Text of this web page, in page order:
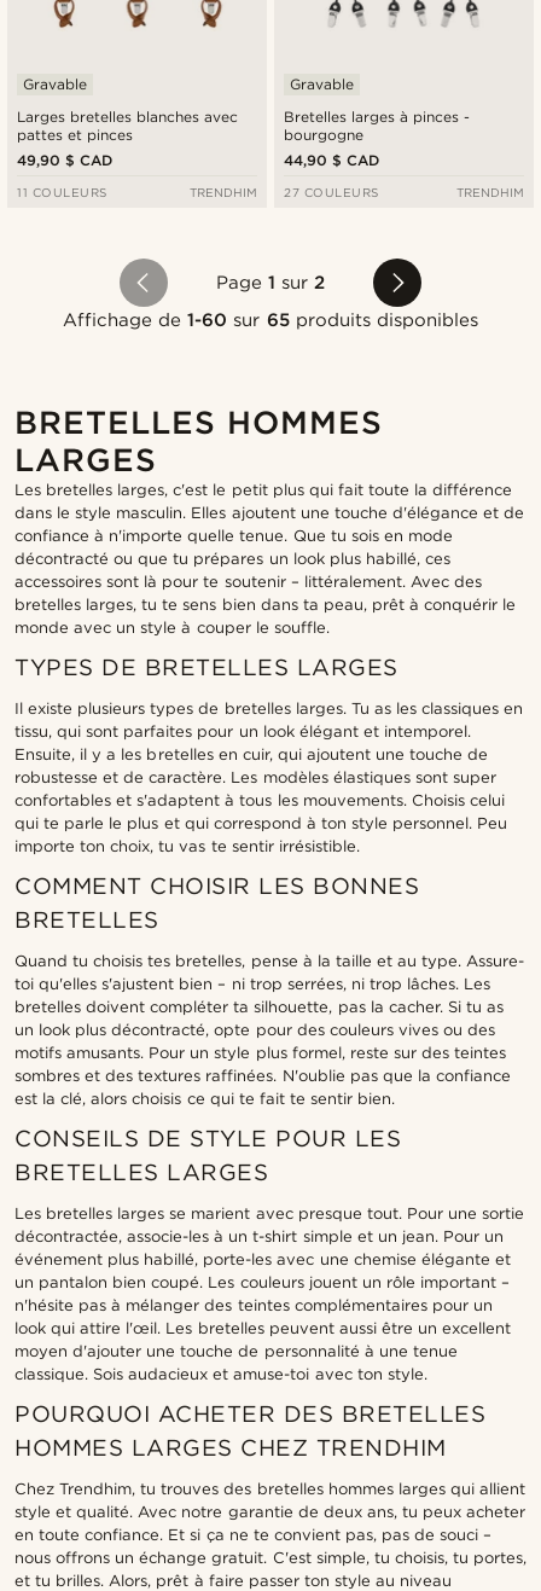
Larges bretelles blanches avec
pattes et pinces
Gravable
49,90 $ CAD
11 COULEURS TRENDHIM
Bretelles larges à pinces -
bourgogne
Gravable
44,90 $ CAD
27 COULEURS TRENDHIM
Page 1 sur2
Affichage de1-60 sur 65produits disponibles
BRETELLES HOMMES
LARGES
Les bretelles larges, c'est le petit plus qui fait toute la différence
dans le style masculin. Elles ajoutent une touche d'élégance et de
confiance à n'importe quelle tenue. Que tu sois en mode
décontracté ou que tu prépares un look plus habillé, ces
accessoires sont là pour te soutenir – littéralement. Avec des
bretelles larges, tu te sens bien dans ta peau, prêt à conquérir le
monde avec un style à couper le souffle.
TYPES DE BRETELLES LARGES
Il existe plusieurs types de bretelles larges. Tu as les classiques en
tissu, qui sont parfaites pour un look élégant et intemporel.
Ensuite, il y a les bretelles en cuir, qui ajoutent une touche de
robustesse et de caractère. Les modèles élastiques sont super
confortables et s'adaptent à tous les mouvements. Choisis celui
qui te parle le plus et qui correspond à ton style personnel. Peu
importe ton choix, tu vas te sentir irrésistible.
COMMENT CHOISIR LES BONNES
BRETELLES
Quand tu choisis tes bretelles, pense à la taille et au type. Assure-
toi qu'elles s'ajustent bien – ni trop serrées, ni trop lâches. Les
bretelles doivent compléter ta silhouette, pas la cacher. Si tu as
un look plus décontracté, opte pour des couleurs vives ou des
motifs amusants. Pour un style plus formel, reste sur des teintes
sombres et des textures raffinées. N'oublie pas que la confiance
est la clé, alors choisis ce qui te fait te sentir bien.
CONSEILS DE STYLE POUR LES
BRETELLES LARGES
Les bretelles larges se marient avec presque tout. Pour une sortie
décontractée, associe-les à un t-shirt simple et un jean. Pour un
événement plus habillé, porte-les avec une chemise élégante et
un pantalon bien coupé. Les couleurs jouent un rôle important –
n'hésite pas à mélanger des teintes complémentaires pour un
look qui attire l'œil. Les bretelles peuvent aussi être un excellent
moyen d'ajouter une touche de personnalité à une tenue
classique. Sois audacieux et amuse-toi avec ton style.
POURQUOI ACHETER DES BRETELLES
HOMMES LARGES CHEZ TRENDHIM
Chez Trendhim, tu trouves des bretelles hommes larges qui allient
style et qualité. Avec notre garantie de deux ans, tu peux acheter
en toute confiance. Et si ça ne te convient pas, pas de souci –
nous offrons un échange gratuit. C'est simple, tu choisis, tu portes,
et tu brilles. Alors, prêt à faire passer ton style au niveau